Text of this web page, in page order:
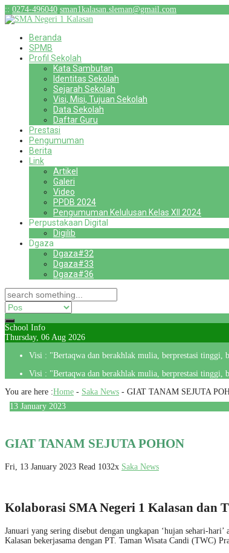
:: 0274-496040 sman1kalasan.sleman@gmail.com
Beranda
SPMB
Profil Sekolah
Kata Sambutan
Identitas Sekolah
Sejarah Sekolah
Visi, Misi, Tujuan Sekolah
Data Sekolah
Daftar Guru
Prestasi
Pengumuman
Berita
Link
Artikel
Galeri
Video
PPDB 2024
Pengumuman Kelulusan Kelas XII 2024
Perpustakaan Digital
Digilib
Dgaza
Dgaza#32
Dgaza#33
Dgaza#36
School Info
Thursday, 06 Aug 2026
Visi : "Bertaqwa dan berakhlak mulia, berprestasi tinggi,
Visi : "Bertaqwa dan berakhlak mulia, berprestasi tinggi,
You are here :Home - Saka News - GIAT TANAM SEJUTA
13 January 2023
GIAT TANAM SEJUTA POHON
Fri, 13 January 2023 Read 1032x Saka News
Kolaborasi SMA Negeri 1 Kalasan dan
Januari yang sering disebut dengan ungkapan ‘hujan sehari-
Kalasan bekerjasama dengan PT. Taman Wisata Candi (TWC)